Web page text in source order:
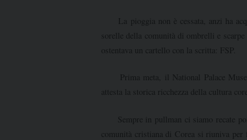
La pioggia non è cessata, anzi ha
sorelle della comunità di ombrelli e
ostentava un cartello con la scritta: FSP.
Prima meta, il National Palace
attesta la storica ricchezza della cultura
Sempre in pullman ci siamo recate poi
comunità cristiana di Corea si riuniva per